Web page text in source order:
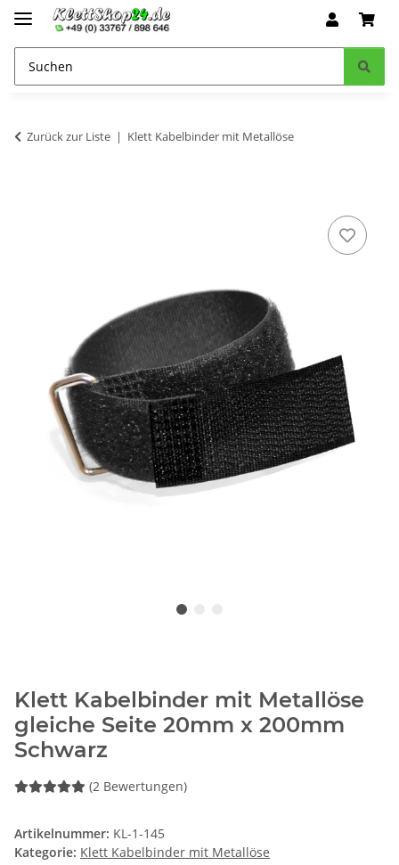
Zurück zur Liste Klett Kabelbinder mit Metallöse
Klett Kabelbinder mit Metallöse
gleiche Seite 20mm x 200mm
Schwarz
(2 Bewertungen)
Artikelnummer: KL-1-145
Kategorie: Klett Kabelbinder mit Metallöse